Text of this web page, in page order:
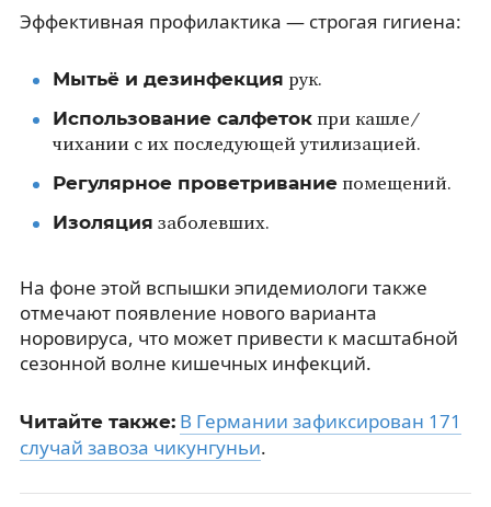
Эффективная профилактика — строгая гигиена:
Мытьё и дезинфекция рук.
Использование салфетокпри кашле/
чихании с их последующей утилизацией.
Регулярное проветриваниепомещений.
Изоляция заболевших.
На фоне этой вспышки эпидемиологи также
отмечают появление нового варианта
норовируса, что может привести к масштабной
сезонной волне кишечных инфекций.
Читайте также: В Германии зафиксирован 171
случай завоза чикунгуньи.